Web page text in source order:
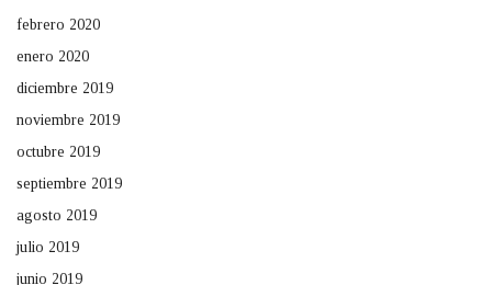
febrero 2020
enero 2020
diciembre 2019
noviembre 2019
octubre 2019
septiembre 2019
agosto 2019
julio 2019
junio 2019